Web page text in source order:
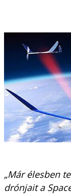
„Már élesben
drónjait a